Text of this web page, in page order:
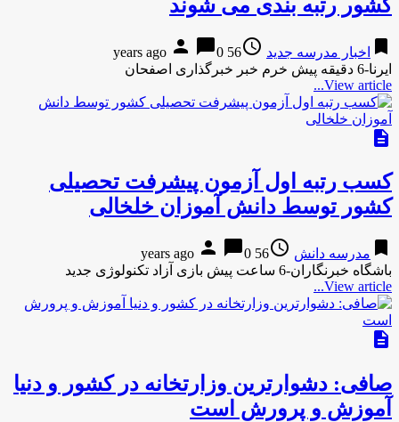
کشور رتبه بندی می شوند
bookmark اخبار مدرسه جدید access_time
56 years ago
person chat_bubble0
ایرنا-6 دقیقه پیش خرم خبر خبرگذاری اصفحان
View article...
description
کسب رتبه اول آزمون پیشرفت تحصیلی
کشور توسط دانش آموزان خلخالی
bookmark مدرسه دانش access_time
56 years ago
person chat_bubble0
باشگاه خبرنگاران-6 ساعت پیش بازی آزاد تکنولوژی جدید
View article...
description
صافی: دشوارترین وزارتخانه در کشور و دنیا
آموزش و پرورش است